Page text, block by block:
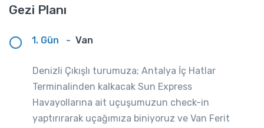
Gezi Planı
1. Gün - Van
Denizli Çıkışlı turumuza; Antalya İç Hatlar
Terminalinden kalkacak Sun Express
Havayollarına ait uçuşumuzun check-in
yaptırırarak uçağımıza biniyoruz ve Van Ferit